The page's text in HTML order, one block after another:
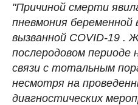
"Причиной смерти
пневмония беременной
вызванной COVID-19 .
послеродовом периоде
связи с тотальным
несмотря на
диагностических